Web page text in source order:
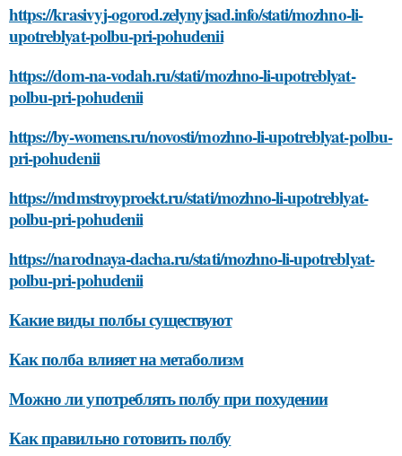
https://krasivyj-ogorod.zelynyjsad.info/stati/mozhno-li-
upotreblyat-polbu-pri-pohudenii
https://dom-na-vodah.ru/stati/mozhno-li-upotreblyat-
polbu-pri-pohudenii
https://by-womens.ru/novosti/mozhno-li-upotreblyat-polbu-
pri-pohudenii
https://mdmstroyproekt.ru/stati/mozhno-li-upotreblyat-
polbu-pri-pohudenii
https://narodnaya-dacha.ru/stati/mozhno-li-upotreblyat-
polbu-pri-pohudenii
Какие виды полбы существуют
Как полба влияет на метаболизм
Можно ли употреблять полбу при похудении
Как правильно готовить полбу